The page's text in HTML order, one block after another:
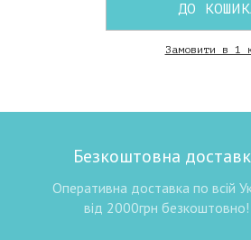
ДО
Замовити в 1
Безкоштовна
Оперативна доставка по всій
від 2000грн безкоштовно!